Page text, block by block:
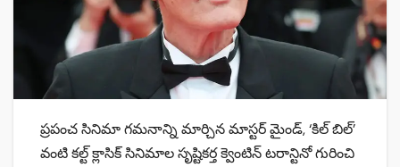
ప్రపంచ సినిమా గమనాన్ని మార్చిన మాస్టర్ మైండ్, ‘కిల్ బిల్’
వంటి కల్ట్ క్లాసిక్ సినిమాల సృష్టికర్త క్వెంటిన్ టరాన్టినో గురించి